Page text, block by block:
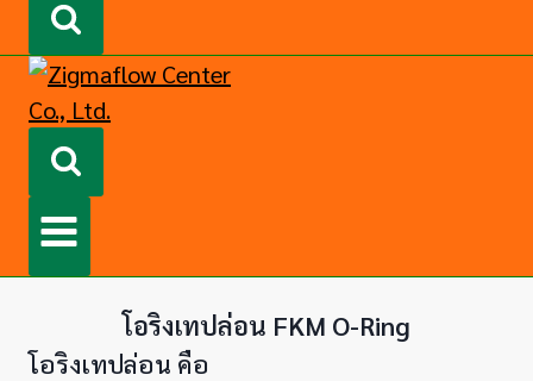
โอริงเทปล่อน FKM O-Ring
โอริงเทปล่อน คือ